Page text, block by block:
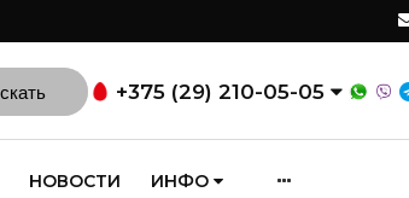
+375 (29) 210-05-05
НОВОСТИ ИНФО